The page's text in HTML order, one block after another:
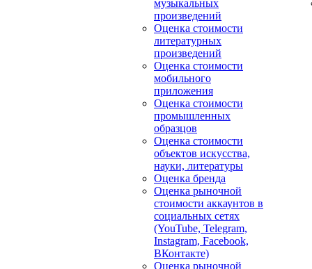
музыкальных
произведений
Оценка стоимости
литературных
произведений
Оценка стоимости
мобильного
приложения
Оценка стоимости
промышленных
образцов
Оценка стоимости
объектов искусства,
науки, литературы
Оценка бренда
Оценка рыночной
стоимости аккаунтов в
социальных сетях
(YouTube, Telegram,
Instagram, Facebook,
ВКонтакте)
Оценка рыночной